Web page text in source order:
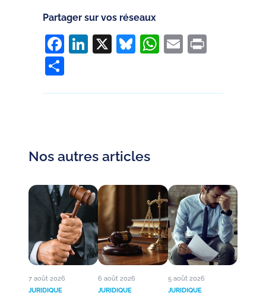
Partager sur vos réseaux
Facebook
LinkedIn
X Bluesky
WhatsApp
Email
Nos autres articles
7 août 2026
JURIDIQUE
6 août 2026
JURIDIQUE
5 août 2026
JURIDIQUE